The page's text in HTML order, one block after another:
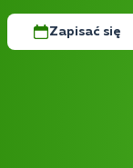
Zapisać się